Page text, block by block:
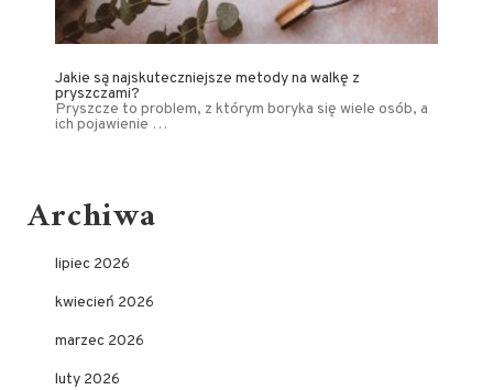
Jakie są najskuteczniejsze metody na walkę z
pryszczami?
Pryszcze to problem, z którym boryka się wiele osób, a
ich pojawienie …
Archiwa
lipiec 2026
kwiecień 2026
marzec 2026
luty 2026